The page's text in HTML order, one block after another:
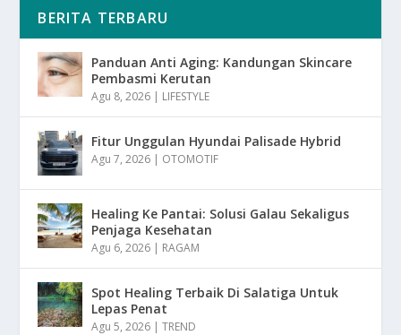
BERITA TERBARU
Panduan Anti Aging: Kandungan Skincare
Pembasmi Kerutan
Agu 8, 2026 | LIFESTYLE
Fitur Unggulan Hyundai Palisade Hybrid
Agu 7, 2026 | OTOMOTIF
Healing Ke Pantai: Solusi Galau Sekaligus
Penjaga Kesehatan
Agu 6, 2026 | RAGAM
Spot Healing Terbaik Di Salatiga Untuk
Lepas Penat
Agu 5, 2026 |TREND